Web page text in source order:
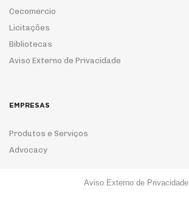
Cecomercio
Licitações
Bibliotecas
Aviso Externo de Privacidade
EMPRESAS
Produtos e Serviços
Advocacy
Aviso Externo de Privacidade